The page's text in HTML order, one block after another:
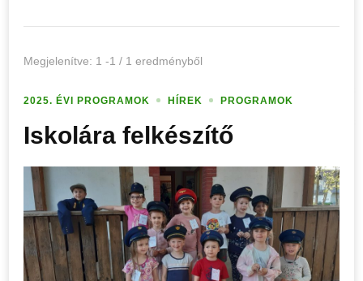
Megjelenítve: 1 -1 / 1 eredményből
2025. ÉVI PROGRAMOK HÍREK PROGRAMOK
Iskolára felkészítő